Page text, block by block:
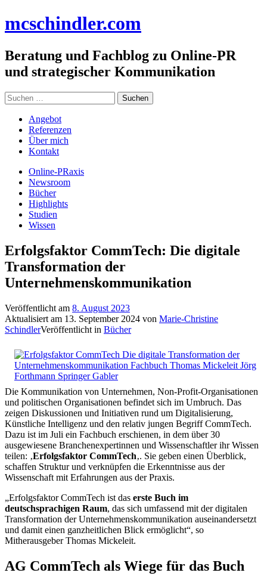
Inhalt
mcschindler.com
Beratung und Fachblog zu Online-PR
und strategischer Kommunikation
Suchen
nach:
Angebot
Referenzen
Über mich
Kontakt
Online-PRaxis
Newsroom
Bücher
Highlights
Studien
Wissen
Erfolgsfaktor CommTech: Die digitale
Transformation der
Unternehmenskommunikation
Veröffentlicht am 8. August 2023
Aktualisiert am 13. September 2024 von Marie-Christine
SchindlerVeröffentlicht in Bücher
Die Kommunikation von Unternehmen, Non-Profit-Organisationen
und politischen Organisationen befindet sich im Umbruch. Das
zeigen Diskussionen und Initiativen rund um Digitalisierung,
Künstliche Intelligenz und den relativ jungen Begriff CommTech.
Dazu ist im Juli ein Fachbuch erschienen, in dem über 30
ausgewiesene Branchenexpertinnen und Wissenschaftler ihr Wissen
teilen: ‚Erfolgsfaktor CommTech‚. Sie geben einen Überblick,
schaffen Struktur und verknüpfen die Erkenntnisse aus der
Wissenschaft mit Erfahrungen aus der Praxis.
„Erfolgsfaktor CommTech ist das erste Buch im
deutschsprachigen Raum, das sich umfassend mit der digitalen
Transformation der Unternehmenskommunikation auseinandersetzt
und damit einen ganzheitlichen Blick ermöglicht“, so
Mitherausgeber Thomas Mickeleit.
AG CommTech als Wiege für das Buch